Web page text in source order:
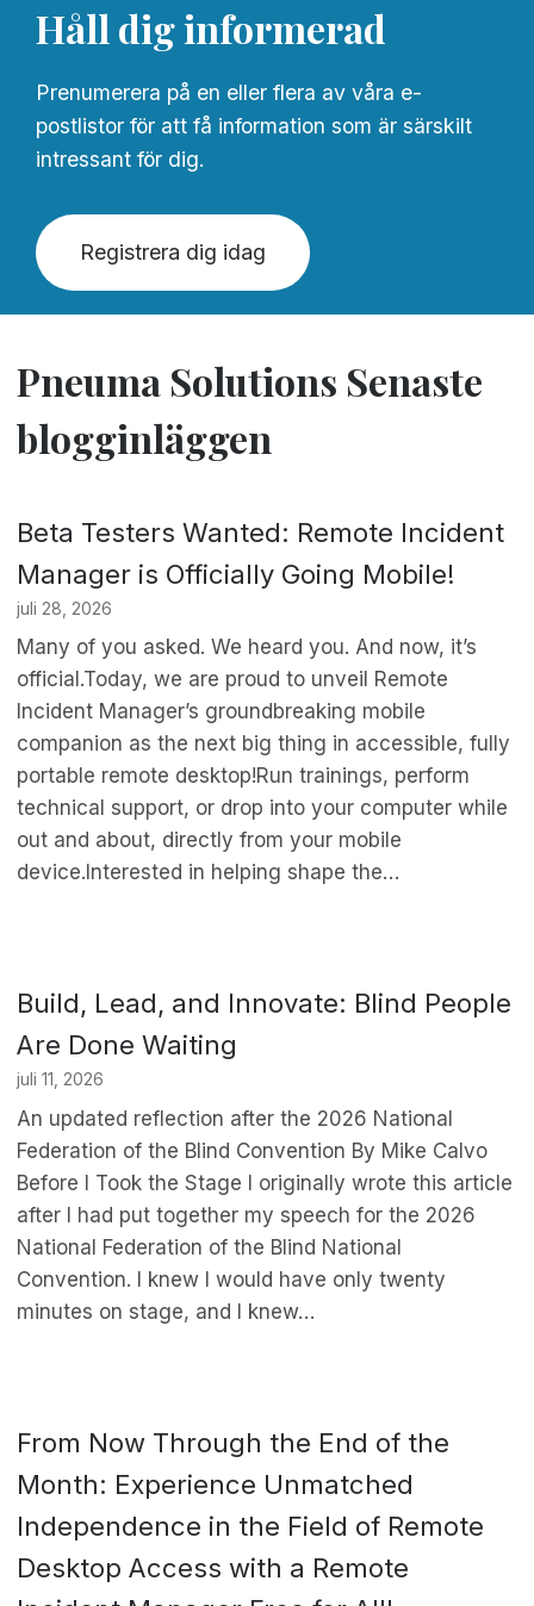
Håll dig informerad
Prenumerera på en eller flera av våra e-
postlistor för att få information som är särskilt
intressant för dig.
Registrera dig idag
Pneuma Solutions Senaste
blogginläggen
Beta Testers Wanted: Remote Incident
Manager is Officially Going Mobile!
juli 28, 2026
Many of you asked. We heard you. And now, it’s
official.Today, we are proud to unveil Remote
Incident Manager’s groundbreaking mobile
companion as the next big thing in accessible, fully
portable remote desktop!Run trainings, perform
technical support, or drop into your computer while
out and about, directly from your mobile
device.Interested in helping shape the…
Build, Lead, and Innovate: Blind People
Are Done Waiting
juli 11, 2026
An updated reflection after the 2026 National
Federation of the Blind Convention By Mike Calvo
Before I Took the Stage I originally wrote this article
after I had put together my speech for the 2026
National Federation of the Blind National
Convention. I knew I would have only twenty
minutes on stage, and I knew…
From Now Through the End of the
Month: Experience Unmatched
Independence in the Field of Remote
Desktop Access with a Remote